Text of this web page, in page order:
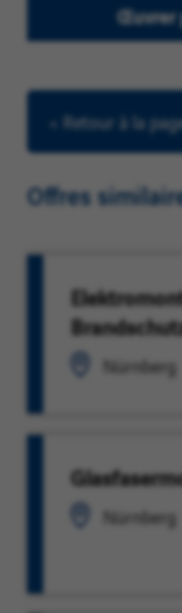
Œuvrer
< Retour à la
Offres
Nürnberg
Nürnberg